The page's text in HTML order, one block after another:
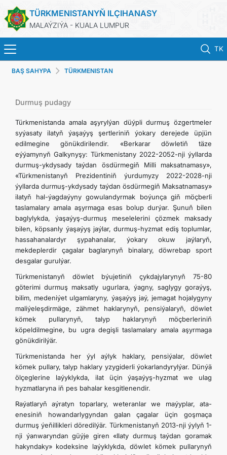
TÜRKMENISTANYŇ ILÇIHANASY
MALAÝZIÝA - KUALA LUMPUR
TK
BAŞ SAHYPA
TÜRKMENISTAN
KONSULLYK HYZMATLARY
DIM
INVEST TO TURKMENISTAN!
ARAGATNAŞYK
BAŞ SAHYPA TÜRKMENISTAN
Durmuş pudagy
Türkmenistanda amala aşyrylýan düýpli durmuş özgertmeler
syýasaty ilatyň ýaşaýyş şertleriniň ýokary derejede üpjün
edilmegine gönükdirilendir. «Berkarar döwletiň täze
eýýamynyň Galkynyşy: Türkmenistany 2022-2052-nji ýyllarda
durmuş-ykdysady taýdan ösdürmegiň Milli maksatnamasy»,
«Türkmenistanyň Prezidentiniň ýurdumyzy 2022-2028-nji
ýyllarda durmuş-ykdysady taýdan ösdürmegiň Maksatnamasy»
ilatyň hal-ýagdaýyny gowulandyrmak boýunça giň möçberli
taslamalary amala aşyrmaga esas bolup durýar. Şunuň bilen
baglylykda, ýaşaýyş-durmuş meselelerini çözmek maksady
bilen, köpsanly ýaşaýyş jaýlar, durmuş-hyzmat ediş toplumlar,
hassahanalardyr şypahanalar, ýokary okuw jaýlaryň,
mekdeplerdir çagalar baglarynyň binalary, döwrebap sport
desgalar gurulýar.
Türkmenistanyň döwlet býujetiniň çykdajylarynyň 75-80
göterimi durmuş maksatly ugurlara, ýagny, saglygy goraýyş,
bilim, medeniýet ulgamlaryny, ýaşaýyş jaý, jemagat hojalygyny
maliýeleşdirmäge, zähmet haklarynyň, pensiýalaryň, döwlet
kömek pullarynyň, talyp haklarynyň möçberleriniň
köpeldilmegine, bu ugra degişli taslamalary amala aşyrmaga
gönükdirilýär.
Türkmenistanda her ýyl aýlyk haklary, pensiýalar, döwlet
kömek pullary, talyp haklary yzygiderli ýokarlandyrylýar. Dünýä
ölçeglerine laýyklykda, ilat üçin ýaşaýyş-hyzmat we ulag
hyzmatlaryna iň pes bahalar kesgitlenendir.
Raýatlaryň aýratyn toparlary, weteranlar we maýyplar, ata-
enesiniň howandarlygyndan galan çagalar üçin goşmaça
durmuş ýe­ňillikleri döredilýär. Türkmenistanyň 2013-nji ýylyň 1-
nji ýanwaryndan güýje giren «Ilaty durmuş taýdan goramak
hakyndaky» kodeksine laýyklykda, döwlet kömek pullarynyň